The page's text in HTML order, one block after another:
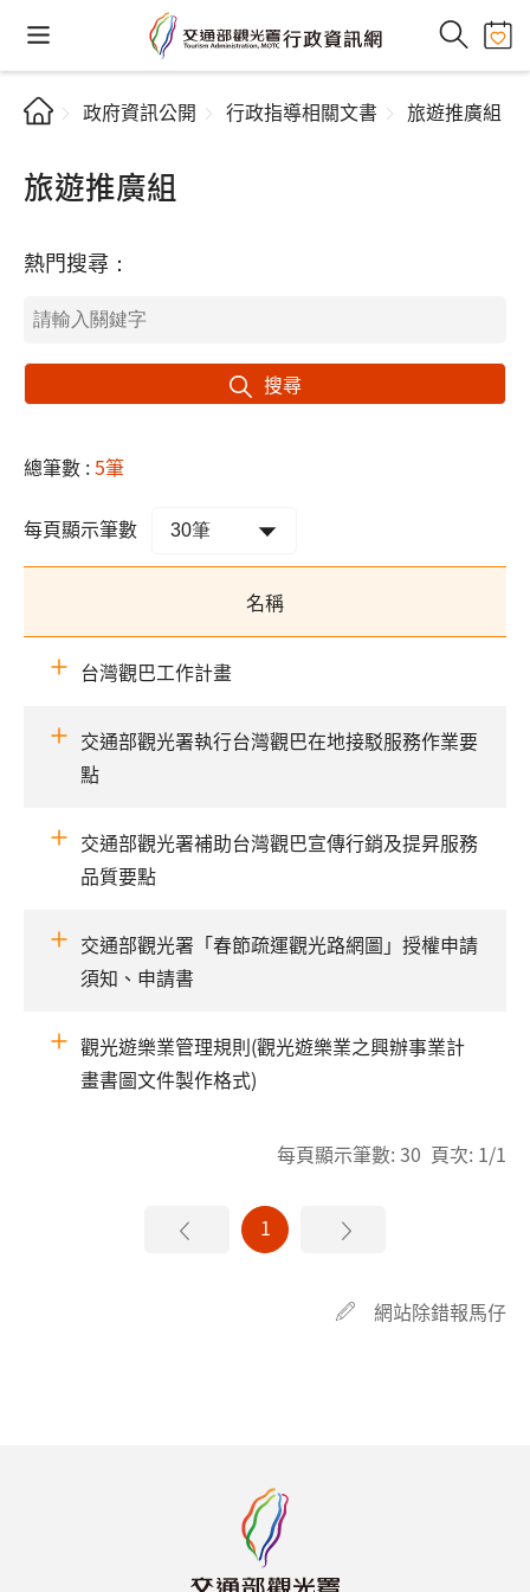
政府資訊公開 行政指導相關文書 旅遊推廣組
旅遊推廣組
熱門搜尋：
搜尋
總筆數 :5筆
每頁顯示筆數
名稱
台灣觀巴工作計畫
交通部觀光署執行台灣觀巴在地接駁服務作業要
點
交通部觀光署補助台灣觀巴宣傳行銷及提昇服務
品質要點
交通部觀光署「春節疏運觀光路網圖」授權申請
須知、申請書
觀光遊樂業管理規則(觀光遊樂業之興辦事業計
畫書圖文件製作格式)
每頁顯示筆數: 30 頁次: 1/1
1
網站除錯報馬仔